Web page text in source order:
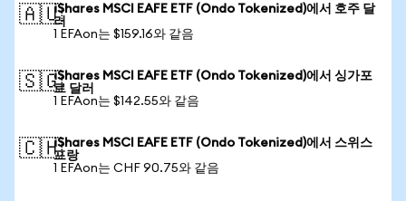
🇦🇺iShares MSCI EAFE ETF (Ondo Tokenized)에서 호주 달
러
1 EFAon는 $159.16와 같음
🇸🇬iShares MSCI EAFE ETF (Ondo Tokenized)에서 싱가포
르 달러
1 EFAon는 $142.55와 같음
🇨🇭iShares MSCI EAFE ETF (Ondo Tokenized)에서 스위스
프랑
1 EFAon는 CHF 90.75와 같음